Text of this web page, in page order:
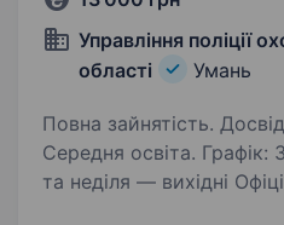
Управління поліції
області
Умань
Повна зайнятість.
Середня освіта. Графік: З 8:00- 17:00, субота
та неділя — вихідні Офіційне